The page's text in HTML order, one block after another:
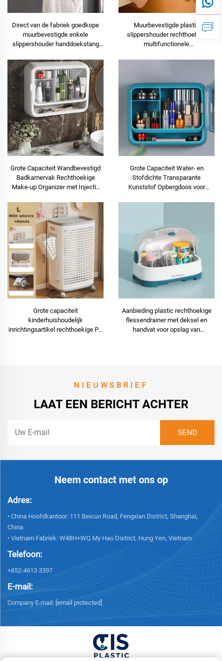
Direct van de fabriek goedkope
muurbevestigde enkele
slippershouder handdoekstang
gemakkelijke opslag
Muurbevestigde plastic
slippershouder rechthoekige
multifunctionele
Grote Capaciteit Wandbevestigd
Badkamervak Rechthoekige
Make-up Organizer met Injectie
Grote Capaciteit Water- en
Stofdichte Transparante
Kunststof Opbergdoos voor
Grote capaciteit
kinderhuishoudelijk
inrichtingsartikel rechthoekige PP
Aanbieding plastic rechthoekige
flessendrainer met deksel en
handvat voor opslag van
NIEUWSBRIEF
LAAT EEN BERICHT ACHTER
Neem contact met ons op
Adres:
• China Hoofdkantoor: 111 Beicun Road, Fengxian District, Shanghai,
China
• Vietnam Fabriek: W48H+WQ My Hao District, Hung Yen, Vietnam
Telefoon:
+852-4613 3397
E-mail:
Company E-mail: [email protected]